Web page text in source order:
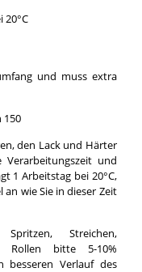
20°C
und muss extra
150
den Lack und Härter
Verarbeitungszeit und
1 Arbeitstag bei 20°C,
wie Sie in dieser Zeit
Spritzen, Streichen,
Rollen bitte 5-10%
besseren Verlauf des